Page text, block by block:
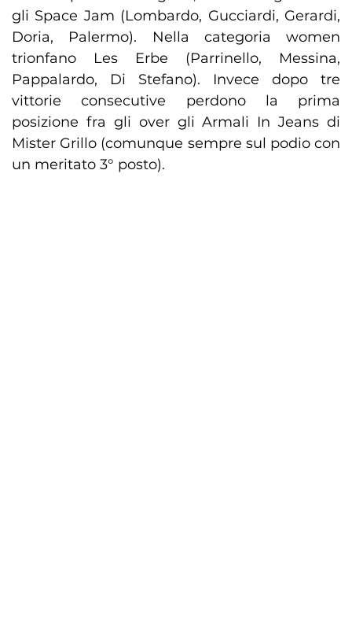
gli Space Jam (Lombardo, Gucciardi, Gerardi,
Doria, Palermo). Nella categoria women
trionfano Les Erbe (Parrinello, Messina,
Pappalardo, Di Stefano). Invece dopo tre
vittorie consecutive perdono la prima
posizione fra gli over gli Armali In Jeans di
Mister Grillo (comunque sempre sul podio con
un meritato 3° posto).